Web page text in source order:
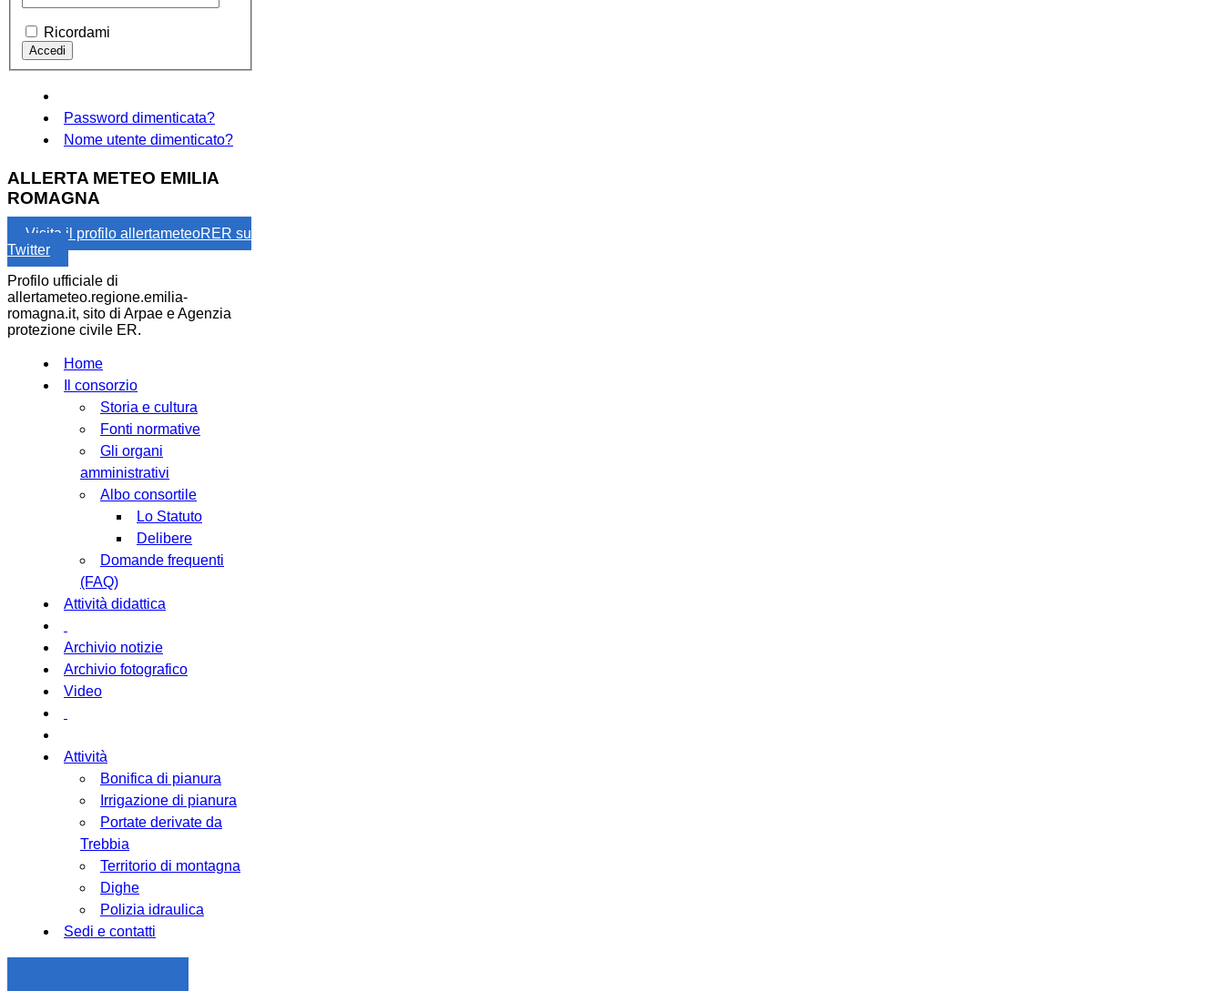
Ricordami
Password dimenticata?
Nome utente dimenticato?
ALLERTA METEO EMILIA
ROMAGNA
Visita il profilo allertameteoRER su
Twitter
Profilo ufficiale di
allertameteo.regione.emilia-
romagna.it, sito di Arpae e Agenzia
protezione civile ER.
Home
Il consorzio
Storia e cultura
Fonti normative
Gli organi
amministrativi
Albo consortile
Lo Statuto
Delibere
Domande frequenti
(FAQ)
Attività didattica
Archivio notizie
Archivio fotografico
Video
Attività
Bonifica di pianura
Irrigazione di pianura
Portate derivate da
Trebbia
Territorio di montagna
Dighe
Polizia idraulica
Sedi e contatti